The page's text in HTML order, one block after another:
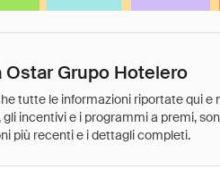
Grupo Hotelero
tutte le informazioni riportate qui
gli incentivi e i programmi a premi,
più recenti e i dettagli completi.